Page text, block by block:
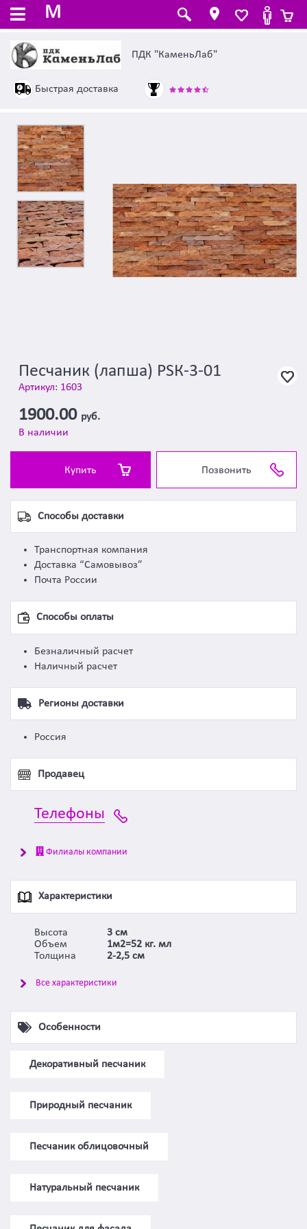
M
ПДК "КаменьЛаб"
Быстрая доставка
Песчаник (лапша) PSК-3-01
Артикул: 1603
1900.00 руб.
В наличии
Купить Позвонить
Способы доставки
Транспортная компания
Доставка “Самовывоз”
Почта России
Способы оплаты
Безналичный расчет
Наличный расчет
Регионы доставки
Россия
Продавец
Телефоны
Филиалы компании
Характеристики
Высота
3 см
Объем
1м2=52 кг. мл
Толщина
2-2,5 см
Все характеристики
Особенности
Декоративный песчаник
Природный песчаник
Песчаник облицовочный
Натуральный песчаник